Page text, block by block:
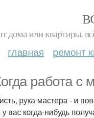
дома или квартиры.
главная ремонт
работа с
рука мастера - и
вас когда-нибудь